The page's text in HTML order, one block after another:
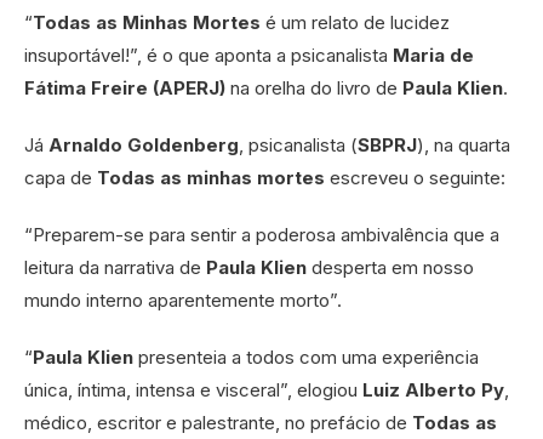
“Todas as Minhas Mortes é um relato de lucidez
insuportável!”, é o que aponta a psicanalista Maria de
Fátima Freire (APERJ) na orelha do livro de Paula Klien.
Já Arnaldo Goldenberg , psicanalista (SBPRJ), na quarta
capa de Todas as minhas mortes escreveu o seguinte:
“Preparem-se para sentir a poderosa ambivalência que a
leitura da narrativa de Paula Klien desperta em nosso
mundo interno aparentemente morto”.
“Paula Klien presenteia a todos com uma experiência
única, íntima, intensa e visceral”, elogiou Luiz Alberto Py
médico, escritor e palestrante, no prefácio de Todas as